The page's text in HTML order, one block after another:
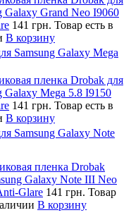
Galaxy Grand Neo I9060
141 грн. Товар есть в
В корзину
Samsung Galaxy Mega
пленка Drobak для
Galaxy Mega 5.8 I9150
141 грн. Товар есть в
В корзину
Samsung Galaxy Note
пленка Drobak
Galaxy Note III Neo
Glare 141 грн. Товар
В корзину